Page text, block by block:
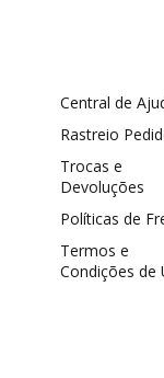
Central de
Rastreio
Trocas e
Devoluções
Políticas de
Termos e
Condições de